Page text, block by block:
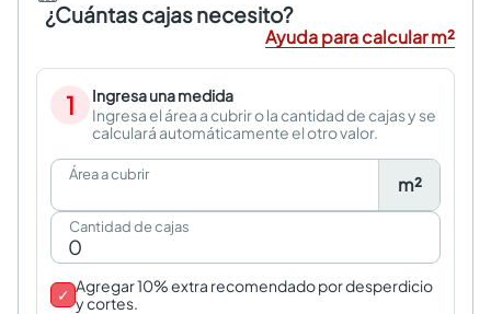
¿Cuántas cajas necesito?
Ayuda para calcular m²
1
Ingresa una medida
Ingresa el área a cubrir o la cantidad de cajas y se
calculará automáticamente el otro valor.
Área a cubrir m²
Cantidad de cajas
✓ Agregar 10% extra recomendado por desperdicio
y cortes.